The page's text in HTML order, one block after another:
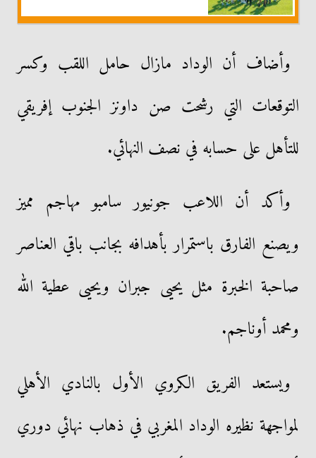
وأضاف أن الوداد مازال حامل اللقب وكسر
التوقعات التي رشحت صن داونز الجنوب إفريقي
للتأهل على حسابه في نصف النهائي.
وأكد أن اللاعب جونيور سامبو مهاجم مميز
ويصنع الفارق باستمرار بأهدافه بجانب باقي العناصر
صاحبة الخبرة مثل يحيى جبران ويحيى عطية الله
ومحمد أوناجم.
ويستعد الفريق الكروي الأول بالنادي الأهلي
لمواجهة نظيره الوداد المغربي في ذهاب نهائي دوري